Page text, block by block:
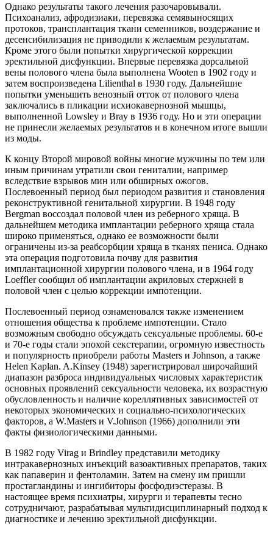
Однако результаты такого лечения разочаровывали.
Психоанализ, афродизиаки, перевязка семявыносящих
протоков, трансплантация ткани семенников, воздержание и
десенсибилизация не приводили к желаемым результатам.
Кроме этого были попытки хирургической коррекции
эректильной дисфункции. Впервые перевязка дорсальной
вены полового члена была выполнена Wooten в 1902 году и
затем воспроизведена Lilienthal в 1930 году. Дальнейшие
попытки уменьшить венозный отток от полового члена
заключались в пликации исхиокавернозной мышцы,
выполненной Lowsley и Bray в 1936 году. Но и эти операции
не принесли желаемых результатов и в конечном итоге вышли
из моды.
К концу Второй мировой войны многие мужчины по тем или
иным причинам утратили свои гениталии, например
вследствие взрывов мин или обширных ожогов.
Послевоенный период был периодом развития и становления
реконструктивной генитальной хирургии. В 1948 году
Bergman воссоздал половой член из реберного хряща. В
дальнейшем методика имплантации реберного хряща стала
широко применяться, однако ее возможности были
ограничены из-за реабсорбции хряща в тканях пениса. Однако
эта операция подготовила почву для развития
имплантационной хирургии полового члена, и в 1964 году
Loeffler сообщил об имплантации акриловых стержней в
половой член с целью коррекции импотенции.
Послевоенный период ознаменовался также изменением
отношения общества к проблеме импотенции. Стало
возможным свободно обсуждать сексуальные проблемы. 60-е
и 70-е годы стали эпохой секстерапии, огромную известность
и популярность приобрели работы Masters и Johnson, а также
Helen Kaplan. A.Kinsey (1948) зарегистрировал широчайший
диапазон разброса индивидуальных числовых характеристик
основных проявлений сексуальности человека, их возрастную
обусловленность и наличие кореллятивных зависимостей от
некоторых экономических и социально-психологических
факторов, а W.Masters и V.Johnson (1966) дополнили эти
факты физиологическими данными.
В 1982 году Virag и Brindley представили методику
интракавернозных инъекций вазоактивных препаратов, таких
как папаверин и фентоламин. Затем на смену им пришли
простагландины и ингибиторы фосфодиэстеразы. В
настоящее время психиатры, хирурги и терапевты тесно
сотрудничают, разрабатывая мультидисциплинарный подход к
диагностике и лечению эректильной дисфункции.